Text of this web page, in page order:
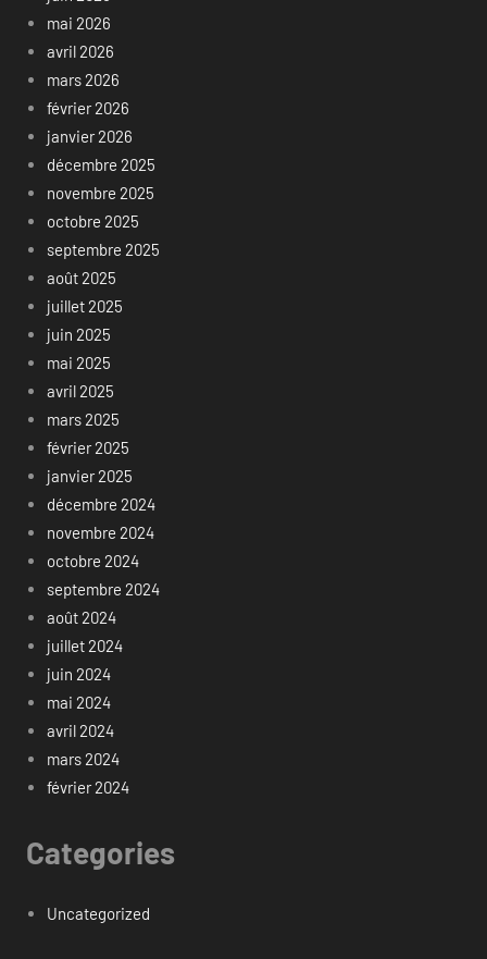
mai 2026
avril 2026
mars 2026
février 2026
janvier 2026
décembre 2025
novembre 2025
octobre 2025
septembre 2025
août 2025
juillet 2025
juin 2025
mai 2025
avril 2025
mars 2025
février 2025
janvier 2025
décembre 2024
novembre 2024
octobre 2024
septembre 2024
août 2024
juillet 2024
juin 2024
mai 2024
avril 2024
mars 2024
février 2024
Categories
Uncategorized